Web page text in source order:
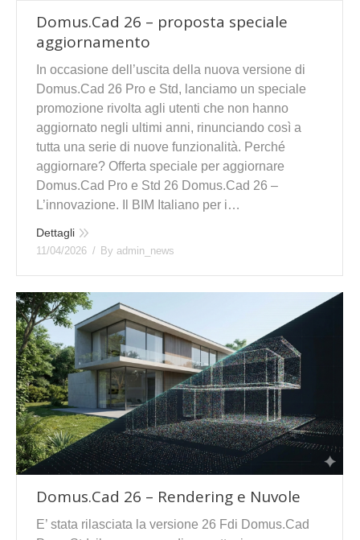
Domus.Cad 26 – proposta speciale
aggiornamento
In occasione dell’uscita della nuova versione di
Domus.Cad 26 Pro e Std, lanciamo un speciale
promozione rivolta agli utenti che non hanno
aggiornato negli ultimi anni, rinunciando così a
tutta una serie di nuove funzionalità. Perché
aggiornare? Offerta speciale per aggiornare
Domus.Cad Pro e Std 26 Domus.Cad 26 –
L’innovazione. Il BIM Italiano per i…
Dettagli
11/04/2026 By admin_news
Domus.Cad 26 – Rendering e Nuvole
E’ stata rilasciata la versione 26 Fdi Domus.Cad